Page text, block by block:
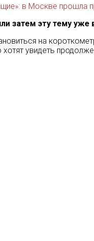
в Москве прошла
затем эту тему уже
на
хотят увидеть